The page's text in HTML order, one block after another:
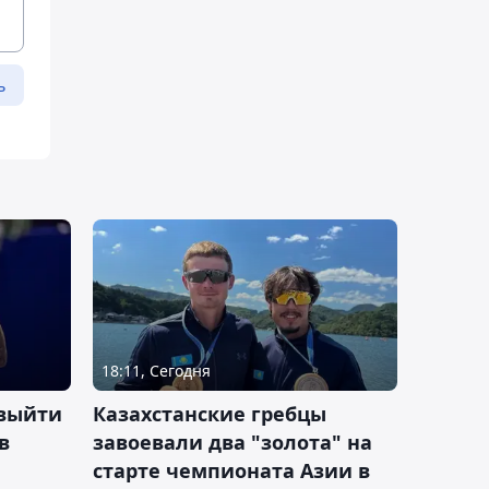
18:11, Сегодня
Казахстанские гребцы
завоевали два "золота" на
старте чемпионата Азии в